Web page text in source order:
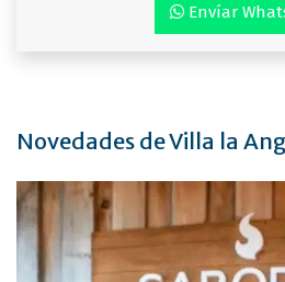
Envíar
Novedades de Villa la